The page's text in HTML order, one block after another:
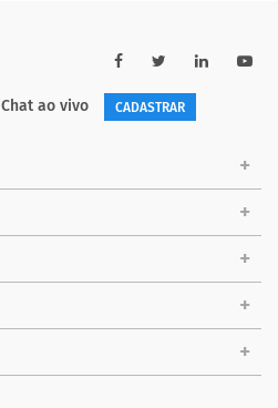
Chat ao vivo CADASTRAR